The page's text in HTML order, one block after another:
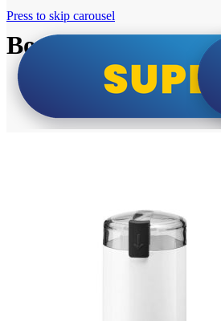
Bosch super cene
Press to skip carousel